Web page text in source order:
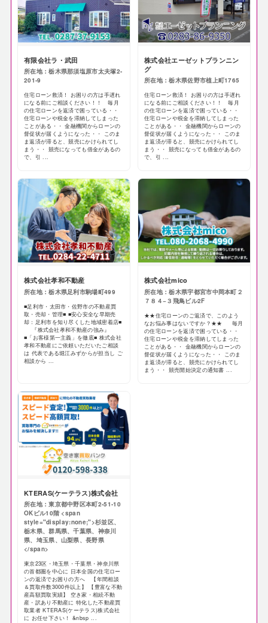
有限会社ラ・武田
所在地：栃木県那須塩原市太夫塚2-
201-9
住宅ローン救済！ お困りの方は手遅れ
になる前にご相談ください！！ 毎月
の住宅ローンを返済で困っている・・
住宅ローンや税金を滞納してしまった
ことがある・・ 金融機関からローンの
督促状が届くようになった・・ このま
ま返済が滞ると、競売にかけられてし
まう・・ 競売になっても借金があるの
で、引 ...
株式会社エーゼットプランニン
グ
所在地：栃木県佐野市植上町1765
住宅ローン救済！ お困りの方は手遅れ
になる前にご相談ください！！ 毎月
の住宅ローンを返済で困っている・・
住宅ローンや税金を滞納してしまった
ことがある・・ 金融機関からローンの
督促状が届くようになった・・ このま
ま返済が滞ると、競売にかけられてし
まう・・ 競売になっても借金があるの
で、引 ...
株式会社孝和不動産
所在地：栃木県足利市駒場町499
■足利市・太田市・佐野市の不動産買
取・売却・管理■ ■安心安全な早期売
却：足利市を知り尽くした地域密着店■
『株式会社孝和不動産の強み』
■「お客様第一主義」を徹底■ 株式会社
孝和不動産にご依頼いただいたご相談
は 代表である堀江みずからが担当し ご
相談から ...
株式会社mico
所在地：栃木県宇都宮市中岡本町２
７８４−３飛鳥ビル2F
★★住宅ローンのご返済で、このよう
なお悩み事はないですか？★★ 毎月
の住宅ローンを返済で困っている・・
住宅ローンや税金を滞納してしまった
ことがある・・ 金融機関からローンの
督促状が届くようになった・・ このま
ま返済が滞ると、競売にかけられてし
まう・・ 競売開始決定の通知書 ...
KTERAS(ケーテラス)株式会社
所在地：東京都中野区本町2-51-10
OKビル10階 <span
style="display:none;">杉並区、
栃木県、群馬県、千葉県、神奈川
県、埼玉県、山梨県、長野県
</span>
東京23区・埼玉県・千葉県・神奈川県
の首都圏を中心に 日本全国の住宅ロー
ンの返済でお困りの方へ 【年間相談
＆買取件数3000件以上】 【豊富な不動
産高額買取実績】 空き家・相続不動
産・訳あり不動産に 特化した不動産買
取業者 KTERAS(ケーテラス)株式会社
に お任せ下さい！ &nbsp ...